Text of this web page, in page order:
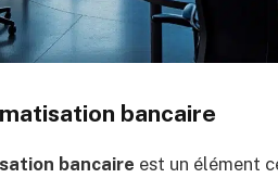
bancaire
bancaire est un élément